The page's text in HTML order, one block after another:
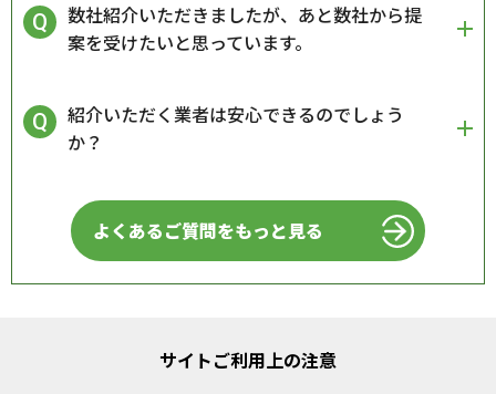
数社紹介いただきましたが、あと数社から提
案を受けたいと思っています。
紹介いただく業者は安心できるのでしょう
か？
よくあるご質問をもっと見る
サイトご利用上の注意